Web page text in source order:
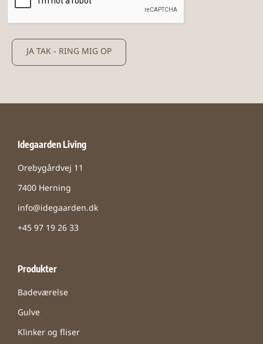
JA TAK - RING MIG OP
Idegaarden Living
Orebygårdvej 11
7400 Herning
info@idegaarden.dk
+45 97 19 26 33
Produkter
Badeværelse
Gulve
Klinker og fliser